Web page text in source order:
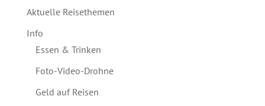
Aktuelle Reisethemen
Info
Essen & Trinken
Foto-Video-Drohne
Geld auf Reisen